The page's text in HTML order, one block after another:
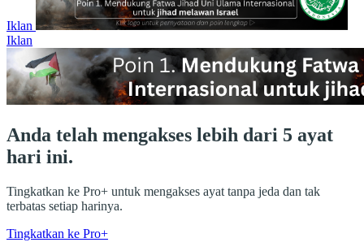
Iklan
Iklan
Anda telah mengakses lebih dari 5 ayat
hari ini.
Tingkatkan ke Pro+ untuk mengakses ayat tanpa jeda dan tak
terbatas setiap harinya.
Tingkatkan ke Pro+